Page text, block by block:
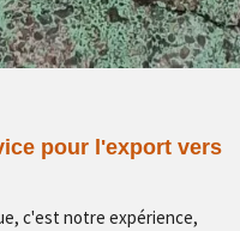
pour l'export vers
c'est notre expérience,